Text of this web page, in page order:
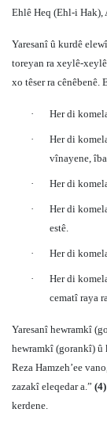
Ehlê Heq (Ehl-i Hak),
Yaresanî û kurdê
toreyan ra xeylê-
xo têser ra cênêbenê.
· Her di
·
Her di
vînayene,
· Her di
·
Her di
estê.
· Her di
·
Her di
cematî raya
Yaresanî hewramkî
hewramkî (gorankî)
Reza Hamzeh’ee
zazakî eleqedar a.” (4)
kerdene.